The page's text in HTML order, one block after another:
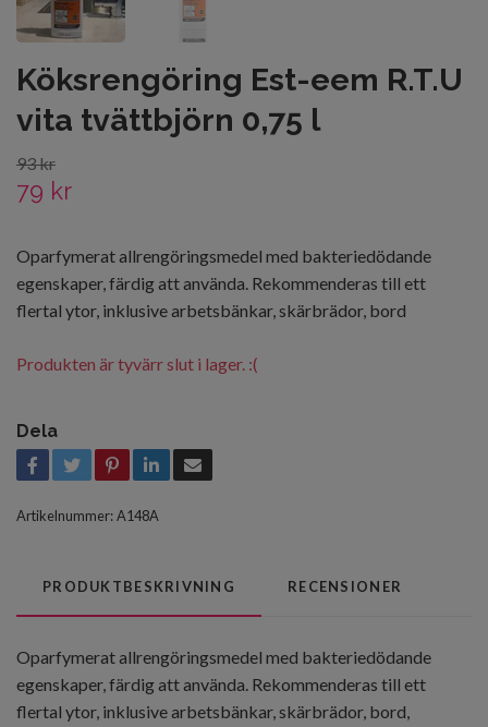
Köksrengöring Est-eem R.T.U
vita tvättbjörn 0,75 l
93 kr
79 kr
Oparfymerat allrengöringsmedel med bakteriedödande
egenskaper, färdig att använda. Rekommenderas till ett
flertal ytor, inklusive arbetsbänkar, skärbrädor, bord
Produkten är tyvärr slut i lager. :(
Dela
Artikelnummer:A148A
PRODUKTBESKRIVNING RECENSIONER
Oparfymerat allrengöringsmedel med bakteriedödande
egenskaper, färdig att använda. Rekommenderas till ett
flertal ytor, inklusive arbetsbänkar, skärbrädor, bord,